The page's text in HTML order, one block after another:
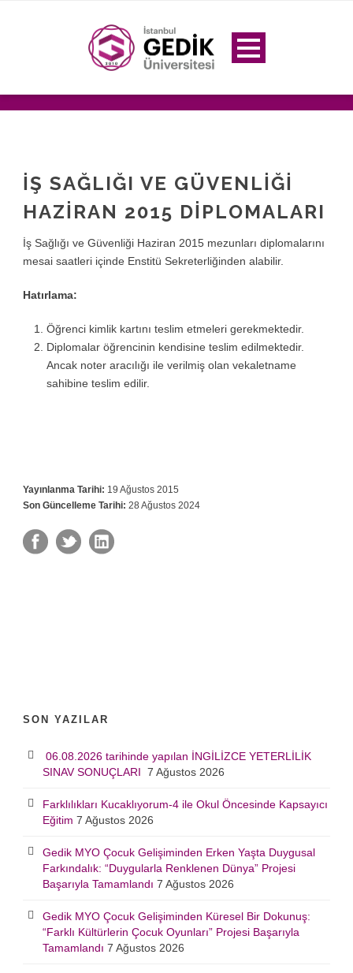
İŞ SAĞLIĞI VE GÜVENLIĞI
HAZIRAN 2015 DIPLOMALARI
İş Sağlığı ve Güvenliği Haziran 2015 mezunları diplomalarını
mesai saatleri içinde Enstitü Sekreterliğinden alabilir.
Hatırlama:
Öğrenci kimlik kartını teslim etmeleri gerekmektedir.
Diplomalar öğrencinin kendisine teslim edilmektedir.
Ancak noter aracılığı ile verilmiş olan vekaletname
sahibine teslim edilir.
Yayınlanma Tarihi: 19 Ağustos 2015
Son Güncelleme Tarihi: 28 Ağustos 2024
SON YAZILAR
06.08.2026 tarihinde yapılan İNGİLİZCE YETERLİLİK
SINAV SONUÇLARI 7 Ağustos 2026
Farklılıkları Kucaklıyorum-4 ile Okul Öncesinde Kapsayıcı
Eğitim 7 Ağustos 2026
Gedik MYO Çocuk Gelişiminden Erken Yaşta Duygusal
Farkındalık: “Duygularla Renklenen Dünya” Projesi
Başarıyla Tamamlandı 7 Ağustos 2026
Gedik MYO Çocuk Gelişiminden Küresel Bir Dokunuş:
“Farklı Kültürlerin Çocuk Oyunları” Projesi Başarıyla
Tamamlandı 7 Ağustos 2026